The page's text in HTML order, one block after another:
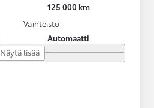
125 000 km
Vaihteisto
Automaatti
Näytä lisää